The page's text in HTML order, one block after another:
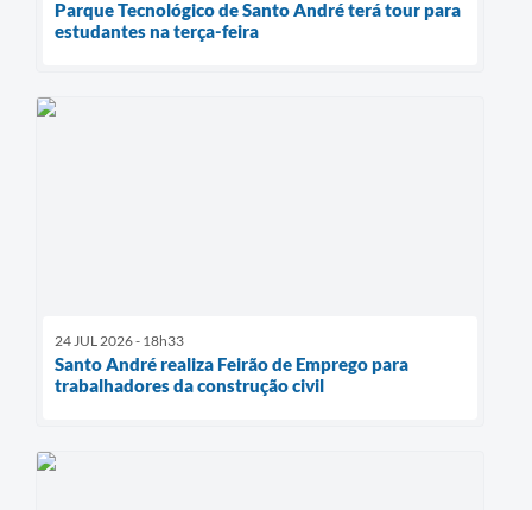
Parque Tecnológico de Santo André terá tour para
estudantes na terça-feira
24 JUL 2026 - 18h33
Santo André realiza Feirão de Emprego para
trabalhadores da construção civil